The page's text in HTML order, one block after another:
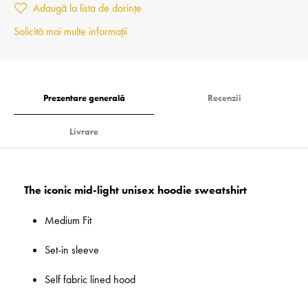
Adaugă la lista de dorințe
Solicită mai multe informații
Prezentare generală Recenzii
Livrare
The iconic mid-light unisex hoodie sweatshirt
Medium Fit
Set-in sleeve
Self fabric lined hood